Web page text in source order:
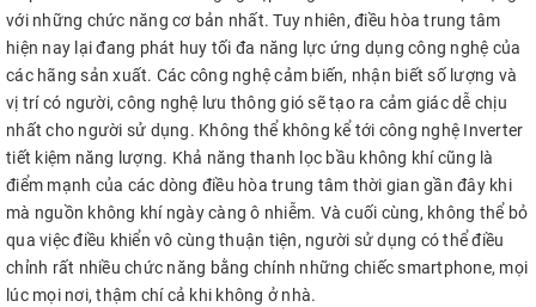
với những chức năng cơ bản nhất. Tuy nhiên, điều hòa trung tâm
hiện nay lại đang phát huy tối đa năng lực ứng dụng công nghệ của
các hãng sản xuất. Các công nghệ cảm biến, nhận biết số lượng và
vị trí có người, công nghệ lưu thông gió sẽ tạo ra cảm giác dễ chịu
nhất cho người sử dụng. Không thể không kể tới công nghệ Inverter
tiết kiệm năng lượng. Khả năng thanh lọc bầu không khí cũng là
điểm mạnh của các dòng điều hòa trung tâm thời gian gần đây khi
mà nguồn không khí ngày càng ô nhiễm. Và cuối cùng, không thể bỏ
qua việc điều khiển vô cùng thuận tiện, người sử dụng có thể điều
chỉnh rất nhiều chức năng bằng chính những chiếc smartphone, mọi
lúc mọi nơi, thậm chí cả khi không ở nhà.